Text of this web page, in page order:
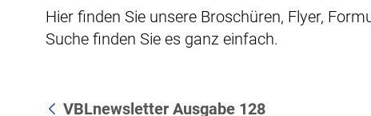
Hier finden Sie unsere Broschüren, Flyer,
Suche finden Sie es ganz einfach.
VBLnewsletter Ausgabe 128